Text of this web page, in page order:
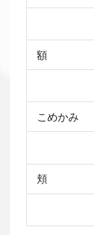
額
こめかみ
頬